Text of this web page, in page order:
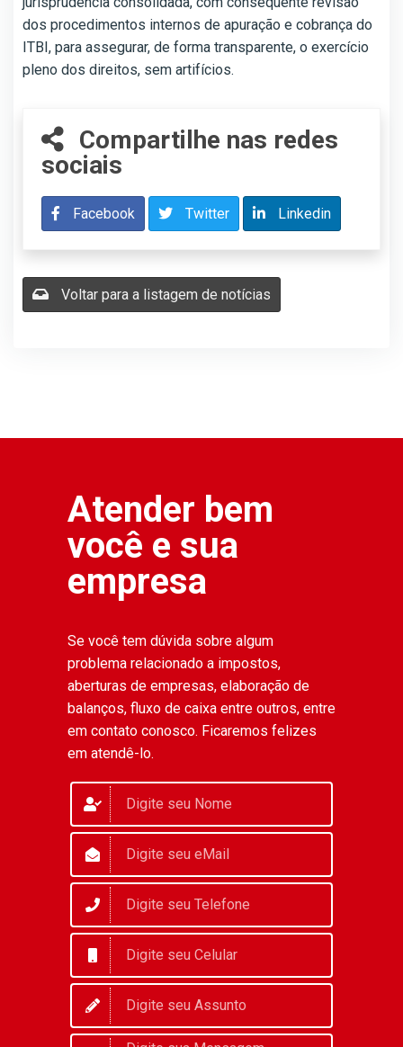
dos procedimentos internos de apuração e cobrança do
ITBI, para assegurar, de forma transparente, o exercício
pleno dos direitos, sem artifícios.
Compartilhe nas redes
sociais
Facebook Twitter Linkedin
Voltar para a listagem de notícias
Atender bem
você e sua
empresa
Se você tem dúvida sobre algum
problema relacionado a impostos,
aberturas de empresas, elaboração de
balanços, fluxo de caixa entre outros, entre
em contato conosco. Ficaremos felizes
em atendê-lo.